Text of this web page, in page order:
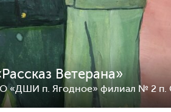
Ветерана»
«ДШИ п. Ягодное» филиал № 2 п.
лет,
Муньянова Милана
лет, Россия, Оренбург